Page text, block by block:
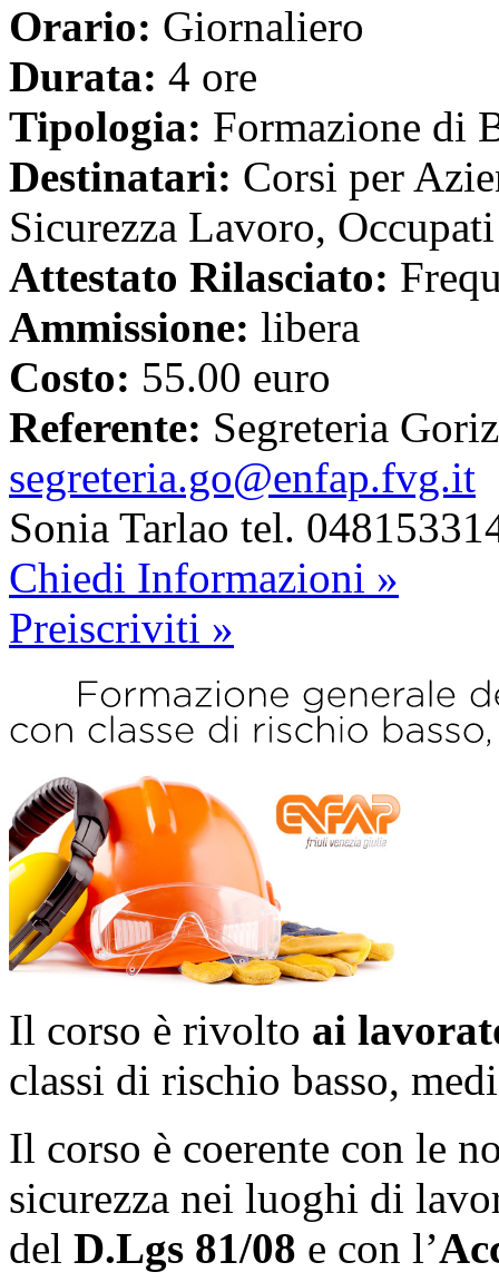
Orario: Giornaliero
Durata: 4 ore
Tipologia: Formazione di
Destinatari: Corsi per
Sicurezza Lavoro,
Attestato Rilasciato:
Ammissione: libera
Costo: 55.00 euro
Referente: Segreteria
segreteria.go@enfap.fvg.it
Sonia Tarlao tel.
Chiedi Informazioni »
Preiscriviti »
Il corso è rivolto ai
classi di rischio basso,
Il corso è coerente con le
sicurezza nei luoghi di
del D.Lgs 81/08 e con l’